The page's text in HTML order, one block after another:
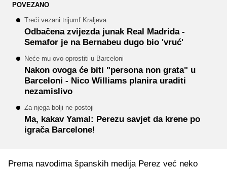
POVEZANO
Treći vezani trijumf Kraljeva
Odbačena zvijezda junak Real Madrida -
Semafor je na Bernabeu dugo bio 'vruć'
Neće mu ovo oprostiti u Barceloni
Nakon ovoga će biti "persona non grata" u
Barceloni - Nico Williams planira uraditi
nezamislivo
Za njega bolji ne postoji
Ma, kakav Yamal: Perezu savjet da krene po
igrača Barcelone!
Prema navodima španskih medija Perez već neko